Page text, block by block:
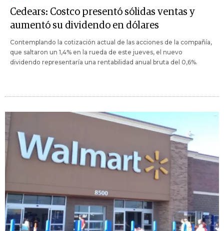
Cedears: Costco presentó sólidas ventas y
aumentó su dividendo en dólares
Contemplando la cotización actual de las acciones de la compañía,
que saltaron un 1,4% en la rueda de este jueves, el nuevo
dividendo representaría una rentabilidad anual bruta del 0,6%.